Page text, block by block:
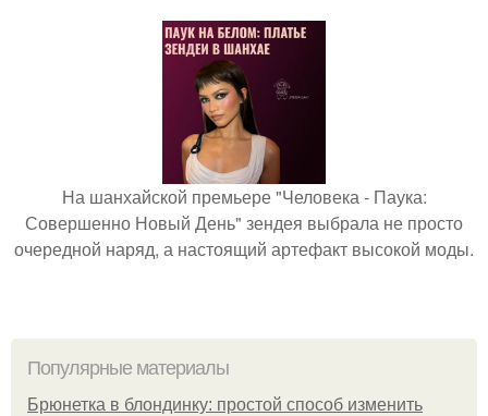
На шанхайской премьере "Человека - Паука:
Совершенно Новый День" зендея выбрала не просто
очередной наряд, а настоящий артефакт высокой моды.
Популярные материалы
Брюнетка в блондинку: простой способ изменить